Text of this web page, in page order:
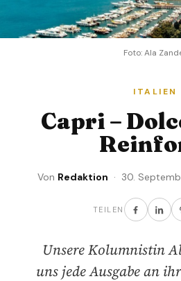
Foto: Ala
ITALIEN
Capri –
Von Redaktion · 30.
TEILEN
Unsere Kolumnistin
uns jede Ausgabe an